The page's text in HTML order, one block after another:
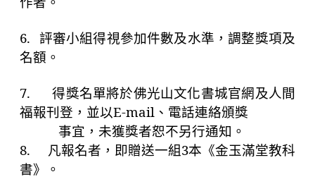
6. 評審小組得視參加件數及水準，調整獎項及
名額。
7.得獎名單將於佛光山文化書城官網及人間
福報刊登，並以E-mail 、電話連絡頒獎
事宜，未獲獎者恕不另行通知。
8. 凡報名者，即贈送一組3本《金玉滿堂教科
書》。